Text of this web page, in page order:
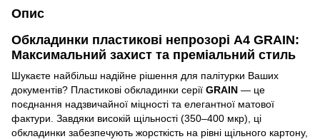
Опис
Обкладинки пластикові непрозорі А4 GRAIN:
Максимальний захист та преміальний стиль
Шукаєте найбільш надійне рішення для палітурки Ваших
документів? Пластикові обкладинки серії GRAIN — це
поєднання надзвичайної міцності та елегантної матової
фактури. Завдяки високій щільності (350–400 мкр), ці
обкладинки забезпечують жорсткість на рівні щільного картону,